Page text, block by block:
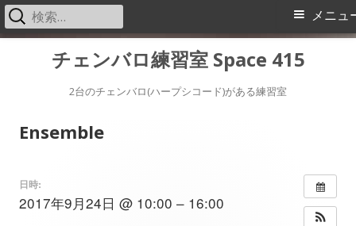
チェンバロ練習室 Space 415
2台のチェンバロ(ハープシコード)がある練習室
メ
メニュ
検
索:
Ensemble
日時:
2017年9月24日 @ 10:00 – 16:00